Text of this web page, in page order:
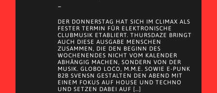
–
DER DONNERSTAG HAT SICH IM CLIMAX ALS
FESTER TERMIN FÜR ELEKTRONISCHE
CLUBMUSIK ETABLIERT. THURSDAZE BRINGT
AUCH DIESE AUSGABE MENSCHEN
ZUSAMMEN, DIE DEN BEGINN DES
WOCHENENDES NICHT VOM KALENDER
ABHÄNGIG MACHEN, SONDERN VON DER
MUSIK. GLOBO LOCO, M.M.E. SOWIE E-PUNK
B2B SVENSN GESTALTEN DEN ABEND MIT
EINEM FOKUS AUF HOUSE UND TECHNO
UND SETZEN DABEI AUF […]